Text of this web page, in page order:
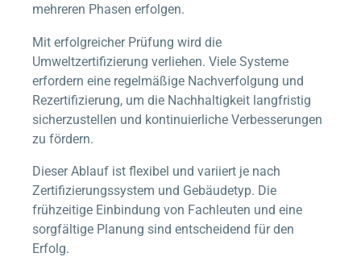
mehreren Phasen erfolgen.
Mit erfolgreicher Prüfung wird die
Umweltzertifizierung verliehen. Viele Systeme
erfordern eine regelmäßige Nachverfolgung und
Rezertifizierung, um die Nachhaltigkeit langfristig
sicherzustellen und kontinuierliche Verbesserungen
zu fördern.
Dieser Ablauf ist flexibel und variiert je nach
Zertifizierungssystem und Gebäudetyp. Die
frühzeitige Einbindung von Fachleuten und eine
sorgfältige Planung sind entscheidend für den
Erfolg.